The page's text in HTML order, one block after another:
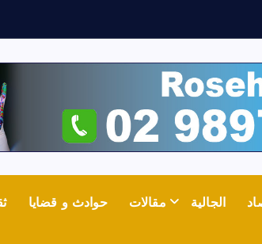
الجالية مقالات حوادث و قضايا